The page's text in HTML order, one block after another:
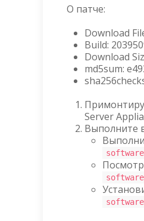
О патче:
Download
Build:
Download
md5sum:
Server
Выполните